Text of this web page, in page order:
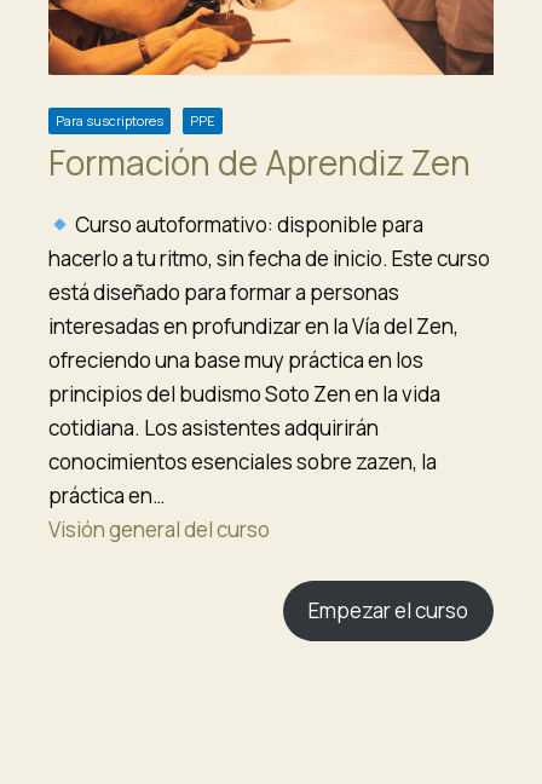
Para suscriptores PPE
Formación de Aprendiz Zen
Curso autoformativo: disponible para
hacerlo a tu ritmo, sin fecha de inicio. Este curso
está diseñado para formar a personas
interesadas en profundizar en la Vía del Zen,
ofreciendo una base muy práctica en los
principios del budismo Soto Zen en la vida
cotidiana. Los asistentes adquirirán
conocimientos esenciales sobre zazen, la
práctica en…
Visión general del curso
Empezar el curso